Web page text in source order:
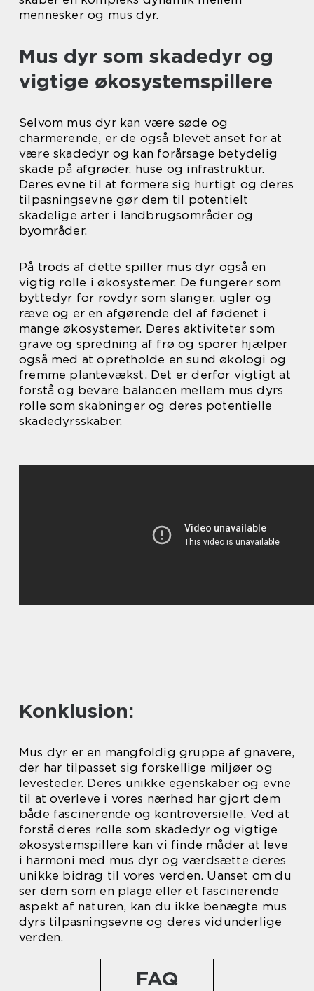
mennesker og mus dyr.
Mus dyr som skadedyr og
vigtige økosystemspillere
Selvom mus dyr kan være søde og
charmerende, er de også blevet anset for at
være skadedyr og kan forårsage betydelig
skade på afgrøder, huse og infrastruktur.
Deres evne til at formere sig hurtigt og deres
tilpasningsevne gør dem til potentielt
skadelige arter i landbrugsområder og
byområder.
På trods af dette spiller mus dyr også en
vigtig rolle i økosystemer. De fungerer som
byttedyr for rovdyr som slanger, ugler og
ræve og er en afgørende del af fødenet i
mange økosystemer. Deres aktiviteter som
grave og spredning af frø og sporer hjælper
også med at opretholde en sund økologi og
fremme plantevækst. Det er derfor vigtigt at
forstå og bevare balancen mellem mus dyrs
rolle som skabninger og deres potentielle
skadedyrsskaber.
Konklusion:
Mus dyr er en mangfoldig gruppe af gnavere,
der har tilpasset sig forskellige miljøer og
levesteder. Deres unikke egenskaber og evne
til at overleve i vores nærhed har gjort dem
både fascinerende og kontroversielle. Ved at
forstå deres rolle som skadedyr og vigtige
økosystemspillere kan vi finde måder at leve
i harmoni med mus dyr og værdsætte deres
unikke bidrag til vores verden. Uanset om du
ser dem som en plage eller et fascinerende
aspekt af naturen, kan du ikke benægte mus
dyrs tilpasningsevne og deres vidunderlige
verden.
FAQ